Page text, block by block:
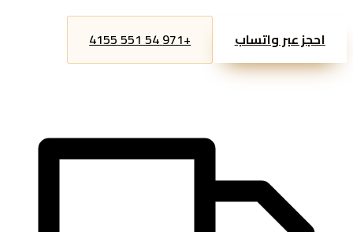
احجز عبر واتساب +971 54 551 4155